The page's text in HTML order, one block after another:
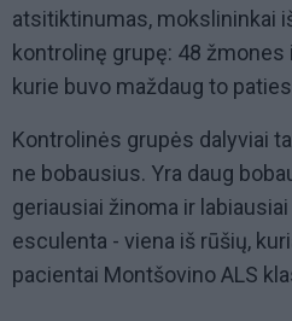
atsitiktinumas, mokslininkai
kontrolinę grupę: 48
kurie buvo maždaug to
Kontrolinės grupės dalyviai
ne bobausius. Yra daug
geriausiai žinoma ir
esculenta - viena iš rūšių,
pacientai Montšovino ALS